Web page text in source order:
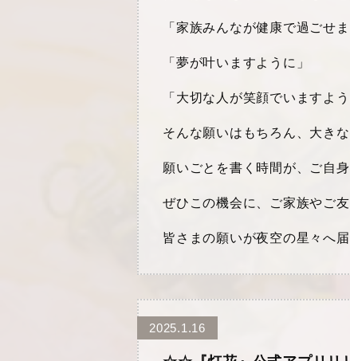
「家族みんなが健康で過ごせま
「夢が叶いますように」
「大切な人が笑顔でいますよう
そんな願いはもちろん、大き
願いごとを書く時間が、ご自
ぜひこの機会に、ご家族やご
皆さまの願いが夜空の星々へ
2025.1.16